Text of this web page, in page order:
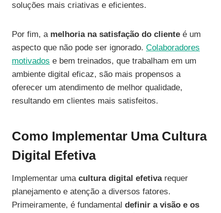
soluções mais criativas e eficientes.
Por fim, a melhoria na satisfação do cliente é um
aspecto que não pode ser ignorado. Colaboradores
motivados e bem treinados, que trabalham em um
ambiente digital eficaz, são mais propensos a
oferecer um atendimento de melhor qualidade,
resultando em clientes mais satisfeitos.
Como Implementar Uma Cultura
Digital Efetiva
Implementar uma cultura digital efetivarequer
planejamento e atenção a diversos fatores.
Primeiramente, é fundamental definir a visão e os